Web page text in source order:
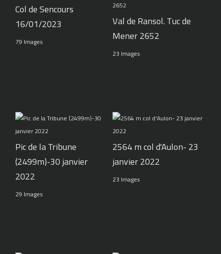
Col de Sencours
16/01/2023
79 Images
Val de Ransol. Tuc de
Mener 2652
23 Images
Pic de la Tribune
(2499m)-30 janvier
2022
29 Images
2564 m col d'Aulon- 23
janvier 2022
23 Images